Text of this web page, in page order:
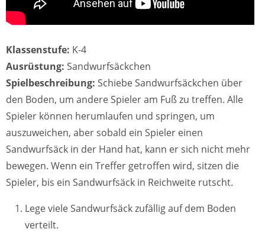
Klassenstufe: K-4
Ausrüstung: Sandwurfsäckchen
Spielbeschreibung: Schiebe Sandwurfsäckchen über
den Boden, um andere Spieler am Fuß zu treffen. Alle
Spieler können herumlaufen und springen, um
auszuweichen, aber sobald ein Spieler einen
Sandwurfsäck in der Hand hat, kann er sich nicht mehr
bewegen. Wenn ein Treffer getroffen wird, sitzen die
Spieler, bis ein Sandwurfsäck in Reichweite rutscht.
Lege viele Sandwurfsäck zufällig auf dem Boden
verteilt.